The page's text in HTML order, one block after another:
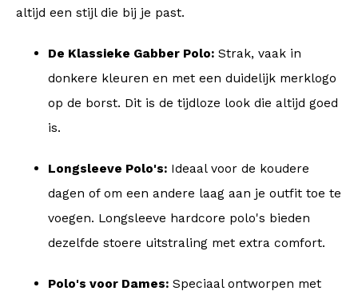
altijd een stijl die bij je past.
De Klassieke Gabber Polo: Strak, vaak in
donkere kleuren en met een duidelijk merklogo
op de borst. Dit is de tijdloze look die altijd goed
is.
Longsleeve Polo's: Ideaal voor de koudere
dagen of om een andere laag aan je outfit toe te
voegen. Longsleeve hardcore polo's bieden
dezelfde stoere uitstraling met extra comfort.
Polo's voor Dames: Speciaal ontworpen met